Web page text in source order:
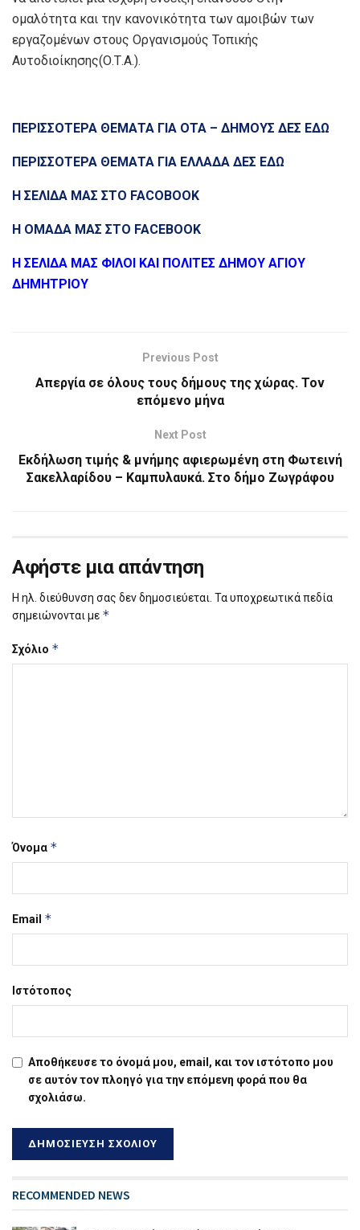
ομαλότητα και την κανονικότητα των αμοιβών των
εργαζομένων στους Οργανισμούς Τοπικής
Αυτοδιοίκησης(Ο.Τ.Α.).
ΠΕΡΙΣΣΟΤΕΡΑ ΘΕΜΑΤΑ ΓΙΑ ΟΤΑ – ΔΗΜΟΥΣ ΔΕΣ ΕΔΩ
ΠΕΡΙΣΣΟΤΕΡΑ ΘΕΜΑΤΑ ΓΙΑ ΕΛΛΑΔΑ ΔΕΣ ΕΔΩ
Η ΣΕΛΙΔΑ ΜΑΣ ΣΤΟ FACOBOOK
Η ΟΜΑΔΑ ΜΑΣ ΣΤΟ FACEBOOK
Η ΣΕΛΙΔΑ ΜΑΣ ΦΙΛΟΙ ΚΑΙ ΠΟΛΙΤΕΣ ΔΗΜΟΥ ΑΓΙΟΥ
ΔΗΜΗΤΡΙΟΥ
Previous Post
Απεργία σε όλους τους δήμους της χώρας. Τον
επόμενο μήνα
Next Post
Εκδήλωση τιμής & μνήμης αφιερωμένη στη Φωτεινή
Σακελλαρίδου – Καμπυλαυκά. Στο δήμο Ζωγράφου
Αφήστε μια απάντηση
Η ηλ. διεύθυνση σας δεν δημοσιεύεται. Τα υποχρεωτικά πεδία
σημειώνονται με *
Σχόλιο *
Όνομα *
Email *
Ιστότοπος
Αποθήκευσε το όνομά μου, email, και τον ιστότοπο μου
σε αυτόν τον πλοηγό για την επόμενη φορά που θα
σχολιάσω.
RECOMMENDED NEWS